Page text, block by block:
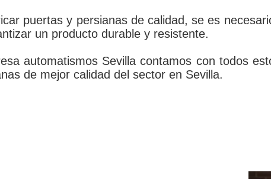
puertas y persianas de calidad, se es
un producto durable y resistente.
automatismos Sevilla contamos con todos
de mejor calidad del sector en Sevilla.